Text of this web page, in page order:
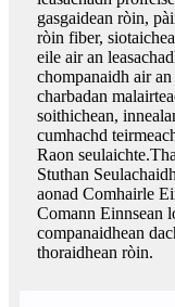
gasgaidean ròin,
ròin fiber,
eile air an
chompanaidh air
charbadan
soithichean,
cumhachd
Raon
Stuthan
aonad Comhairle
Comann Einnsean
companaidhean
thoraidhean ròin.